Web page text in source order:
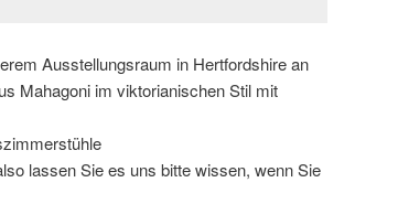
Ausstellungsraum in Hertfordshire an
Mahagoni im viktorianischen Stil mit
lassen Sie es uns bitte wissen, wenn Sie